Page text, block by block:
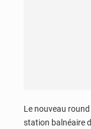
Le nouveau
station balnéaire